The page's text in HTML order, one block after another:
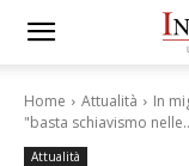
Home Attualità
In
"basta schiavismo
Attualità